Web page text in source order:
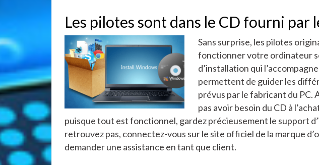
ordinateur
?
Les pilotes sont dans le CD fourni par
Sans surprise, les pilotes
fonctionner votre ordinateur
d’installation qui
permettent de guider les
prévus par le fabricant du PC.
pas avoir besoin du CD à
puisque tout est fonctionnel, gardez précieusement le support
retrouvez pas, connectez-vous sur le site officiel de la marque
demander une assistance en tant que client.